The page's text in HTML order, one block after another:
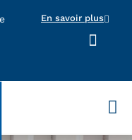
En savoir plus